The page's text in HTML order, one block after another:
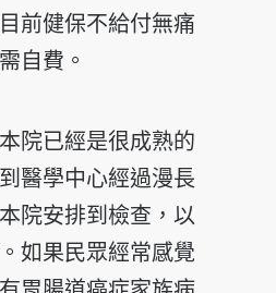
前健保不給付無痛
自費。
院已經是很成熟的
醫學中心經過漫長
院安排到檢查，以
如果民眾經常感覺